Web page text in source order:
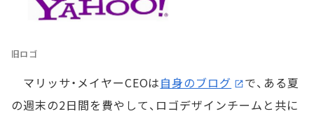
旧ロゴ
マリッサ・メイヤーCEOは自身のブログ
で、ある夏
の週末の2日間を費やして、ロゴデザインチームと共に